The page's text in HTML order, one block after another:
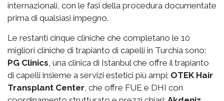
internazionali, con le fasi della procedura documentate
prima di qualsiasi impegno.
Le restanti cinque cliniche che completano le 10
migliori cliniche di trapianto di capelli in Turchia sono:
PG Clinics, una clinica di Istanbul che offre il trapianto
di capelli insieme a servizi estetici più ampi; OTEK Hair
Transplant Center, che offre FUE e DHI con